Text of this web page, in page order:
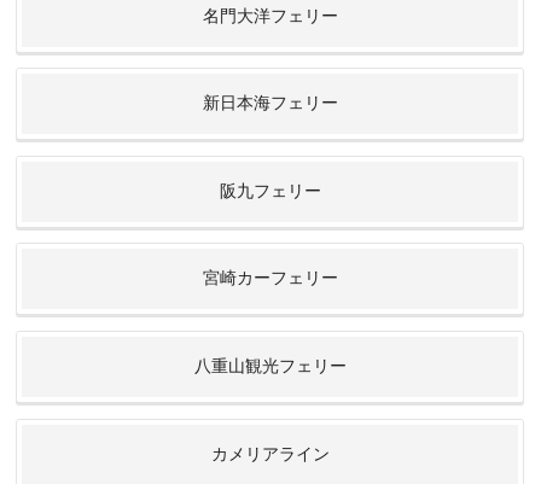
名門大洋フェリー
新日本海フェリー
阪九フェリー
宮崎カーフェリー
八重山観光フェリー
カメリアライン